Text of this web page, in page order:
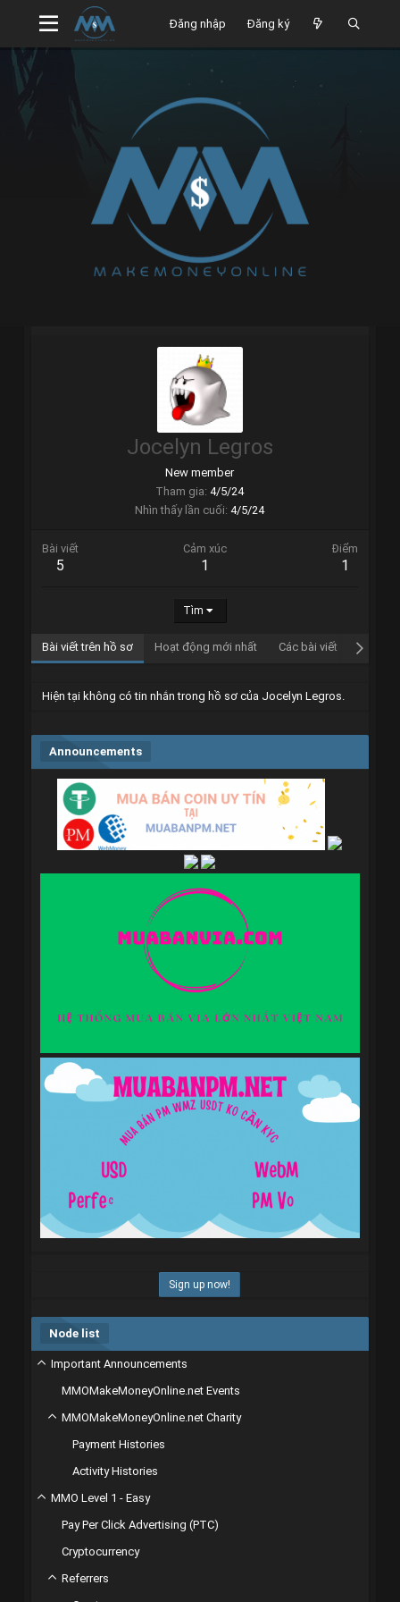
Đăng nhập Đăng ký
Jocelyn Legros
New member
Tham gia 4/5/24
Nhìn thấy lần cuối 4/5/24
Bài viết
5
Cảm xúc
1
Điểm
1
Tìm
Bài viết trên hồ sơ Hoạt động mới nhất Các bài viết Giới
Hiện tại không có tin nhắn trong hồ sơ của Jocelyn Legros.
Announcements
Sign up now!
Node list
Important Announcements
MMOMakeMoneyOnline.net Events
MMOMakeMoneyOnline.net Charity
Payment Histories
Activity Histories
MMO Level 1 - Easy
Pay Per Click Advertising (PTC)
Cryptocurrency
Referrers